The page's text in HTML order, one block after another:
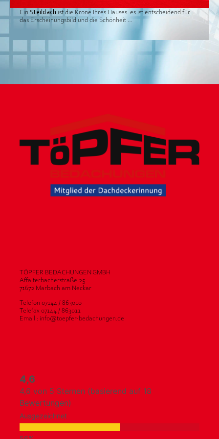
Ein Steildach ist die Krone Ihres Hauses: es ist entscheidend für
das Erscheinungsbild und die Schönheit …
TÖPFER BEDACHUNGEN GMBH
Affalterbacherstraße 25
71672 Marbach am Neckar
Telefon 07144 / 863010
Telefax 07144 / 863011
Email : info@toepfer-bedachungen.de
4,6
4,6 von 5 Sternen (basierend auf 18
Bewertungen)
Ausgezeichnet